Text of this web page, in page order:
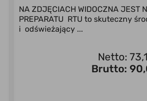
NA ZDJĘCIACH WIDOCZNA JEST
PREPARATU RTU to skuteczny
i odświeżający ...
Netto:
Brutto: